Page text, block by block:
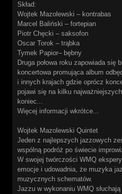
Skład:
Wojtek Mazolewski – kontrabas
Marcel Baliński – fortepian
Piotr Chęcki – saksofon
Oscar Torok – trąbka
Tymek Papior– bębny
Druga połowa roku zapowiada się
koncertowa promująca album
i innych krajach gdzie oprócz
pojawi się na kilku
koniec...
Więcej informacji wkrótce...
Wojtek Mazolewski Quintet
Jeden z najlepszych jazzowych
wspólną podróż po świecie
W swojej twórczości WMQ
emocje i udowadnia, że muzyka
muzycznych schematów.
Jazzu w wykonaniu WMQ